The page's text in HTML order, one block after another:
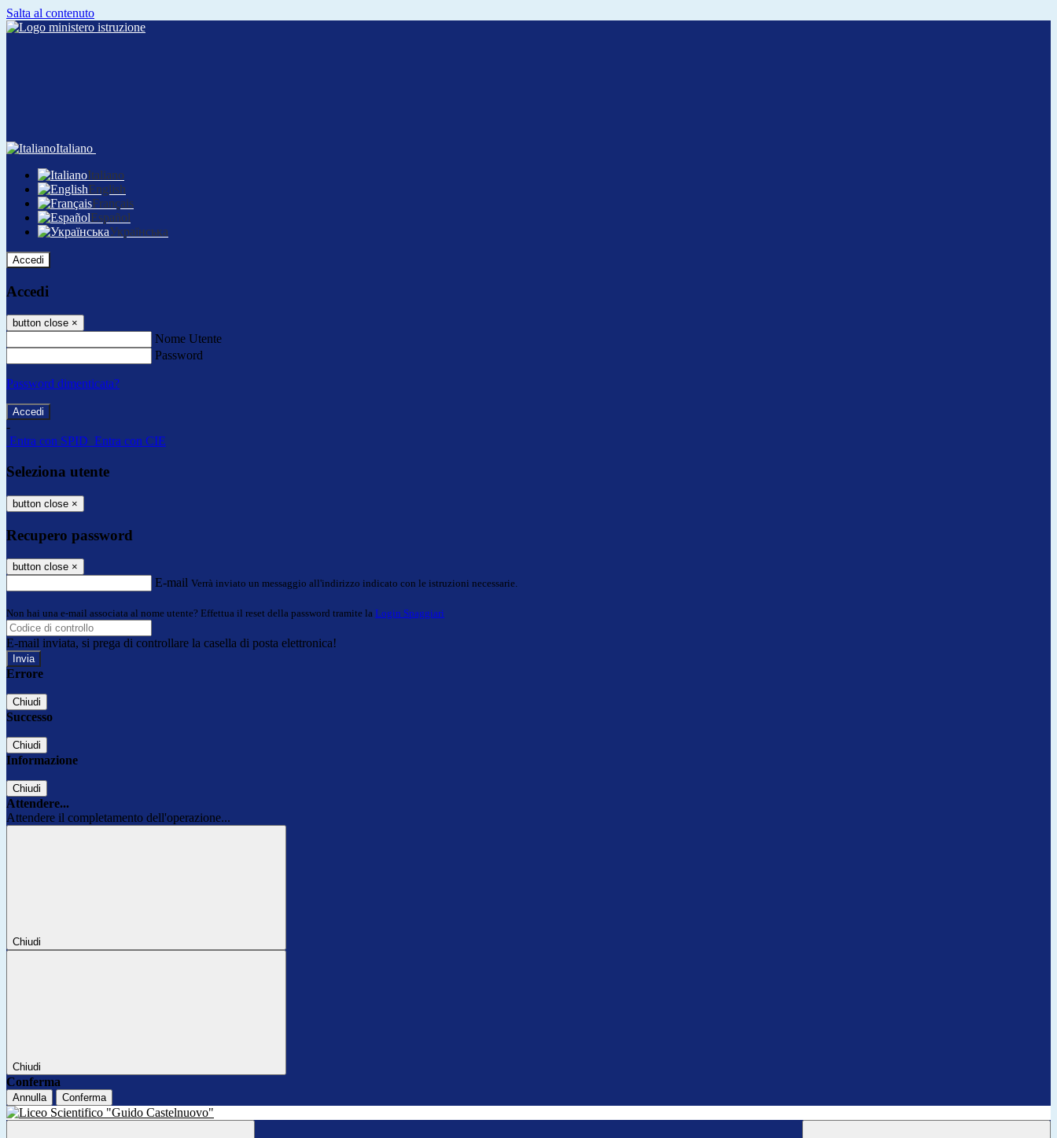
Salta al contenuto
Italiano
Italiano
English
Français
Español
Українська
Accedi
Accedi
button close ×
Nome Utente
Password
Password dimenticata?
-
Entra con SPID Entra con CIE
Seleziona utente
button close ×
Recupero password
button close ×
E-mail Verrà inviato un messaggio all'indirizzo indicato con le istruzioni necessarie.
Non hai una e-mail associata al nome utente? Effettua il reset della password tramite la Login Spaggiari
E-mail inviata, si prega di controllare la casella di posta elettronica!
Errore
Chiudi
Successo
Chiudi
Informazione
Chiudi
Attendere...
Attendere il completamento dell'operazione...
Chiudi
Chiudi
Conferma
Annulla Conferma